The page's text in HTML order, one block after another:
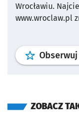
Wrocławiu.
www.wroclaw.pl
Obserwuj
ZOBACZ